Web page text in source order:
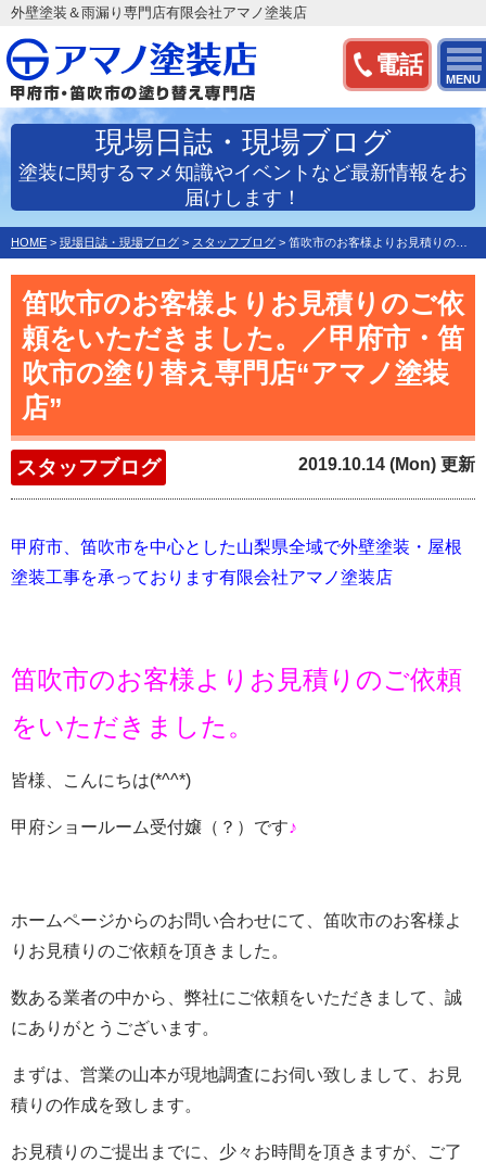
電話
MENU
外壁塗装＆雨漏り専門店有限会社アマノ塗装店
現場日誌・現場ブログ
塗装に関するマメ知識やイベントなど最新情報をお
届けします！
HOME > 現場日誌・現場ブログ > スタッフブログ > 笛吹市のお客様よりお見積りのご依頼をいただきました。／甲府…
笛吹市のお客様よりお見積りのご依
頼をいただきました。／甲府市・笛
吹市の塗り替え専門店“アマノ塗装
店”
スタッフブログ 2019.10.14 (Mon) 更新
甲府市、笛吹市を中心とした山梨県全域で外壁塗装・屋根
塗装工事を承っております有限会社アマノ塗装店
笛吹市のお客様よりお見積りのご依頼
をいただきました。
皆様、こんにちは(*^^*)
甲府ショールーム受付嬢（？）です♪
ホームページからのお問い合わせにて、笛吹市のお客様よ
りお見積りのご依頼を頂きました。
数ある業者の中から、弊社にご依頼をいただきまして、誠
にありがとうございます。
まずは、営業の山本が現地調査にお伺い致しまして、お見
積りの作成を致します。
お見積りのご提出までに、少々お時間を頂きますが、ご了